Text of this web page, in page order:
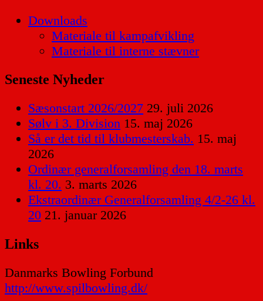
Downloads
Materiale til kampafvikling
Materiale til interne stævner
Seneste Nyheder
Sæsonstart 2026/2027 29. juli 2026
Sølv i 3. Division 15. maj 2026
Så er det tid til klubmesterskab. 15. maj
2026
Ordinær generalforsamling den 18. marts
kl. 20. 3. marts 2026
Ekstraordinær Generalforsamling 4/2-26 kl.
20 21. januar 2026
Links
Danmarks Bowling Forbund
http://www.spilbowling.dk/